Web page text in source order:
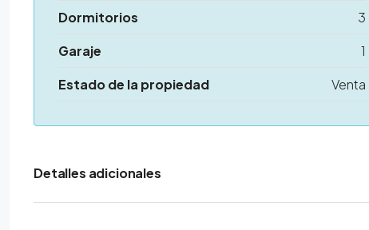
Dormitorios
3
Garaje
1
Estado de la propiedad
Venta
Detalles adicionales